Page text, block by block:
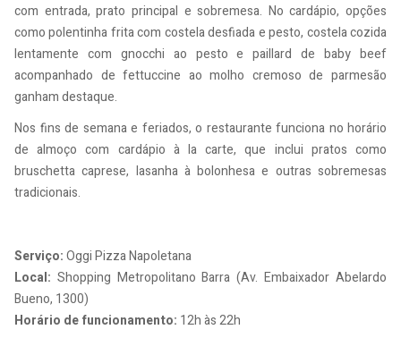
com entrada, prato principal e sobremesa. No cardápio, opções
como polentinha frita com costela desfiada e pesto, costela cozida
lentamente com gnocchi ao pesto e paillard de baby beef
acompanhado de fettuccine ao molho cremoso de parmesão
ganham destaque.
Nos fins de semana e feriados, o restaurante funciona no horário
de almoço com cardápio à la carte, que inclui pratos como
bruschetta caprese, lasanha à bolonhesa e outras sobremesas
tradicionais.
Serviço:Oggi Pizza Napoletana
Local: Shopping Metropolitano Barra (Av. Embaixador Abelardo
Bueno, 1300)
Horário de funcionamento: 12h às 22h